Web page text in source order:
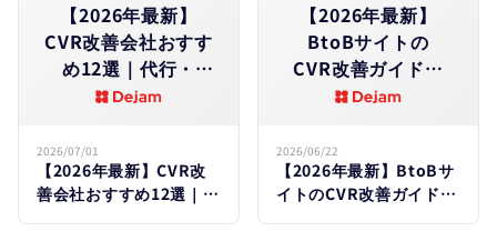
【2026年最新】
CVR改善会社おすす
め12選｜代行・
コンサルの​選び方と​
2026/07/01
【2026年最新】CVR改
善会社おすすめ12選｜代
【2026年最新】
BtoBサイトの​
CVR改善ガイド｜
業界別平均・低い​
リード獲得を​
増やす施策15選
2026/06/22
【2026年最新】BtoBサ
イトのCVR改善ガイド｜